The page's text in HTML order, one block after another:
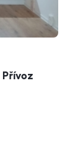
Přívoz